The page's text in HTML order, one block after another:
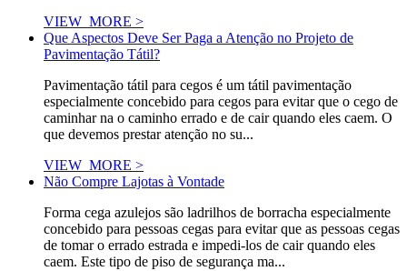
VIEW_MORE >
Que Aspectos Deve Ser Paga a Atenção no Projeto de
Pavimentação Tátil?
Pavimentação tátil para cegos é um tátil pavimentação
especialmente concebido para cegos para evitar que o cego de
caminhar na o caminho errado e de cair quando eles caem. O
que devemos prestar atenção no su...
VIEW_MORE >
Não Compre Lajotas à Vontade
Forma cega azulejos são ladrilhos de borracha especialmente
concebido para pessoas cegas para evitar que as pessoas cegas
de tomar o errado estrada e impedi-los de cair quando eles
caem. Este tipo de piso de segurança ma...